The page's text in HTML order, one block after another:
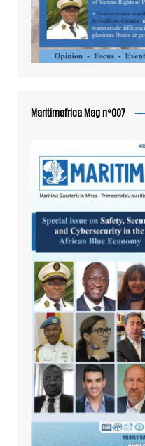
Maritimafrica Mag n°007